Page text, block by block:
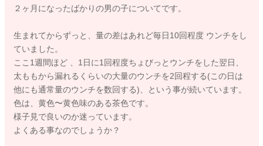
２ヶ月になったばかりの男の子についてです。
生まれてからずっと、量の差はあれど毎日10回程度 ウンチをし
ていました。
ここ1週間ほど 、1日に1回程度ちょびっとウンチをした翌日、
太ももから漏れるくらいの大量のウンチを2回程する(この日は
他にも通常量のウンチを数回する)、という事が続いています。
色は、黄色〜黄色味のある茶色です。
様子見で良いのか迷っています。
よくある事なのでしょうか？